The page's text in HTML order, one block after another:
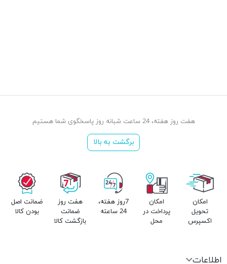
هفت روز هفته، 24 ساعت شبانه روز پاسخگوی شما هستیم
برگشت به بالا
امکان
تحویل
اکسپرس
امکان
پرداخت در
محل
7روز هفته،
24 ساعته
هفت روز
ضمانت
بازگشت کالا
ضمانت اصل
بودن کالا
اطلاعات